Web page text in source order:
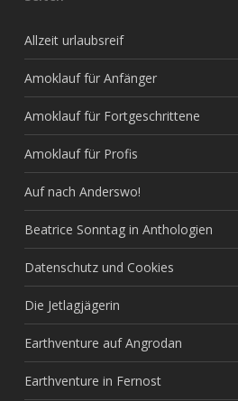
Allzeit urlaubsreif
Amoklauf für Anfänger
Amoklauf für Fortgeschrittene
Amoklauf für Profis
Auf nach Anderswo!
Beatrice Sonntag in Anthologien
Datenschutz und Cookies
Die Jetlagjägerin
Earthventure auf Angrodan
Earthventure in Fernost